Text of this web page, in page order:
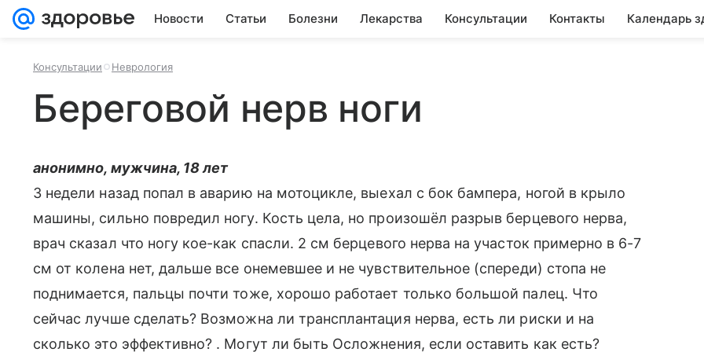
Новости Статьи Болезни Лекарства Консультации Контакты Календарь
Консультации Неврология
Береговой нерв ноги
анонимно, мужчина, 18 лет
3 недели назад попал в аварию на мотоцикле, выехал с бок бампера, ногой в крыло
машины, сильно повредил ногу. Кость цела, но произошёл разрыв берцевого нерва,
врач сказал что ногу кое-как спасли. 2 см берцевого нерва на участок примерно в 6-7
см от колена нет, дальше все онемевшее и не чувствительное (спереди) стопа не
поднимается, пальцы почти тоже, хорошо работает только большой палец. Что
сейчас лучше сделать? Возможна ли трансплантация нерва, есть ли риски и на
сколько это эффективно? . Могут ли быть Осложнения, если оставить как есть?